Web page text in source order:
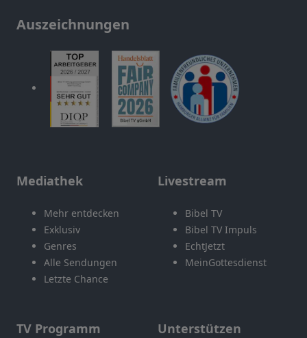
Auszeichnungen
Mediathek
Mehr entdecken
Exklusiv
Genres
Alle Sendungen
Letzte Chance
Livestream
Bibel TV
Bibel TV Impuls
EchtJetzt
MeinGottesdienst
TV Programm Unterstützen